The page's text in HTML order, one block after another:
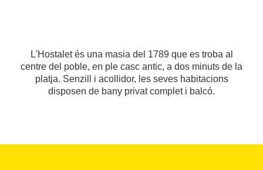
L'Hostalet és una masia del 1789 que es troba al
centre del poble, en ple casc antic, a dos minuts de la
platja. Senzill i acollidor, les seves habitacions
disposen de bany privat complet i balcó.